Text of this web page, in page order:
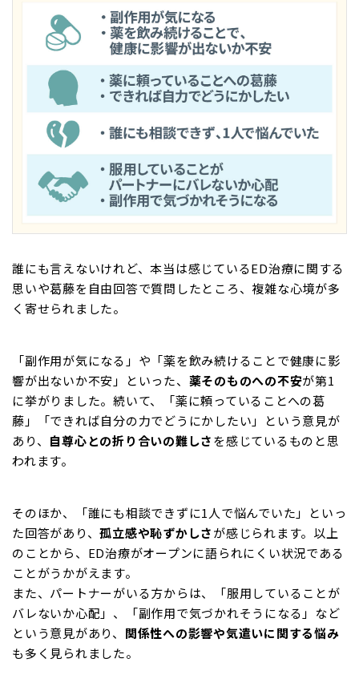
誰にも言えないけれど、本当は感じているED治療に関する
思いや葛藤を自由回答で質問したところ、複雑な心境が多
く寄せられました。
「副作用が気になる」や「薬を飲み続けることで健康に影
響が出ないか不安」といった、 薬そのものへの不安が第1
に挙がりました。続いて、「薬に頼っていることへの葛
藤」「できれば自分の力でどうにかしたい」という意見が
あり、 自尊心との折り合いの難しさを感じているものと思
われます。
そのほか、「誰にも相談できずに1人で悩んでいた」といっ
た回答があり、孤立感や恥ずかしさが感じられます。以上
のことから、ED治療がオープンに語られにくい状況である
ことがうかがえます。
また、パートナーがいる方からは、「服用していることが
バレないか心配」、「副作用で気づかれそうになる」など
という意見があり、 関係性への影響や気遣いに関する悩み
も多く見られました。